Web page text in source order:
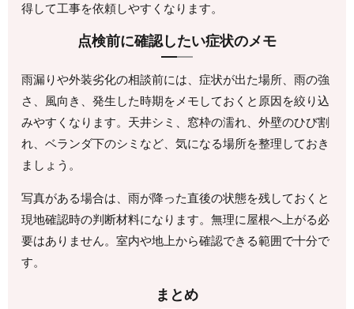
得して工事を依頼しやすくなります。
点検前に確認したい症状のメモ
雨漏りや外装劣化の相談前には、症状が出た場所、雨の強
さ、風向き、発生した時期をメモしておくと原因を絞り込
みやすくなります。天井シミ、窓枠の濡れ、外壁のひび割
れ、ベランダ下のシミなど、気になる場所を整理しておき
ましょう。
写真がある場合は、雨が降った直後の状態を残しておくと
現地確認時の判断材料になります。無理に屋根へ上がる必
要はありません。室内や地上から確認できる範囲で十分で
す。
まとめ